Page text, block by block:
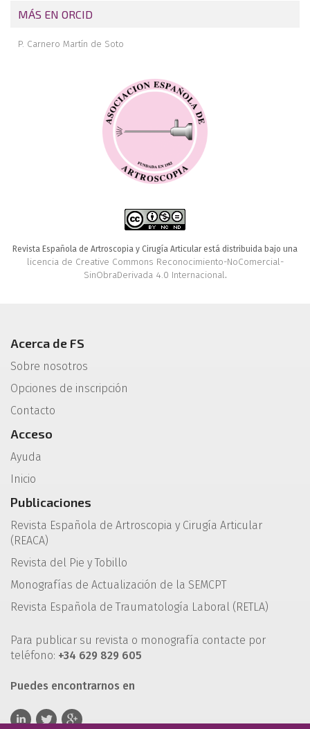
MÁS EN ORCID
P. Carnero Martín de Soto
Revista Española de Artroscopia y Cirugía Articular está distribuida bajo una
licencia de Creative Commons Reconocimiento-NoComercial-
SinObraDerivada 4.0 Internacional.
Acerca de FS
Sobre nosotros
Opciones de inscripción
Contacto
Acceso
Ayuda
Inicio
Publicaciones
Revista Española de Artroscopia y Cirugía Articular
(REACA)
Revista del Pie y Tobillo
Monografías de Actualización de la SEMCPT
Revista Española de Traumatología Laboral (RETLA)
Para publicar su revista o monografía contacte por
teléfono: +34 629 829 605
Puedes encontrarnos en